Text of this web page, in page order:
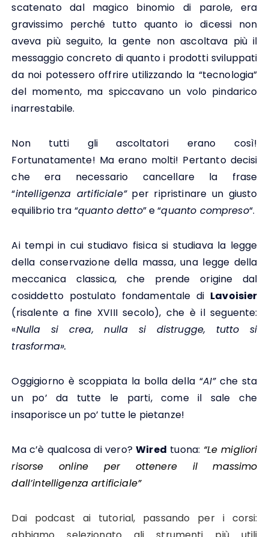
scatenato dal magico binomio di parole, era
gravissimo perché tutto quanto io dicessi non
aveva più seguito, la gente non ascoltava più il
messaggio concreto di quanto i prodotti sviluppati
da noi potessero offrire utilizzando la “tecnologia”
del momento, ma spiccavano un volo pindarico
inarrestabile.
Non tutti gli ascoltatori erano così!
Fortunatamente! Ma erano molti! Pertanto decisi
che era necessario cancellare la frase
“intelligenza artificiale”per ripristinare un giusto
equilibrio tra “quanto detto” e “quanto compreso“.
Ai tempi in cui studiavo fisica si studiava la legge
della conservazione della massa, una legge della
meccanica classica, che prende origine dal
cosiddetto postulato fondamentale di Lavoisier
(risalente a fine XVIII secolo), che è il seguente:
«Nulla si crea, nulla si distrugge, tutto si
trasforma».
Oggigiorno è scoppiata la bolla della “AI”che sta
un po’ da tutte le parti, come il sale che
insaporisce un po’ tutte le pietanze!
Ma c’è qualcosa di vero?Wired tuona: “Le migliori
risorse online per ottenere il massimo
dall’intelligenza artificiale”
Dai podcast ai tutorial, passando per i corsi: